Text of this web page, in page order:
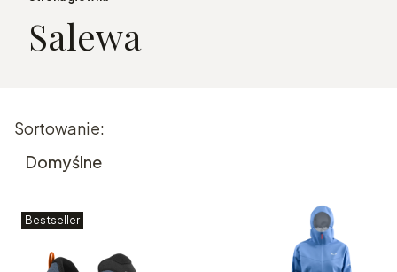
Salewa
Lista produktów
Sortowanie:
Domyślne
Bestseller